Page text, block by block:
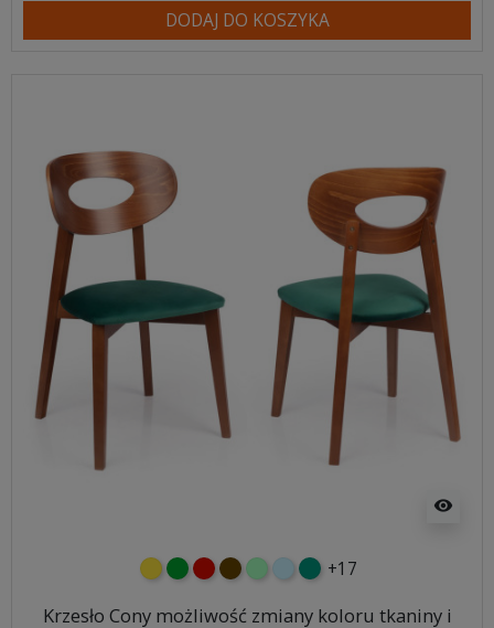
DODAJ DO KOSZYKA
visibility
żółtyzielonyczerwony
czekoladowy
miętowybłękitny
turkusowy
+17
Krzesło Cony możliwość zmiany koloru tkaniny i